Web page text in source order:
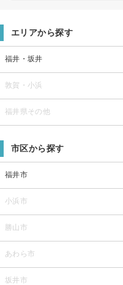
エリアから探す
福井・坂井
敦賀・小浜
福井県その他
市区から探す
福井市
小浜市
勝山市
あわら市
坂井市